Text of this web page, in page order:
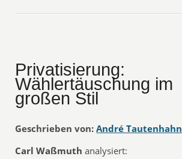
Privatisierung:
Wählertäuschung im
großen Stil
Geschrieben von: André Tautenhahn
Carl Waßmuth analysiert: